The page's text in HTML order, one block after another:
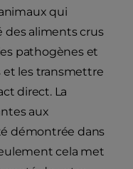
qui
des aliments crus
pathogènes et
et les transmettre
direct. La
aux
démontrée dans
cela met